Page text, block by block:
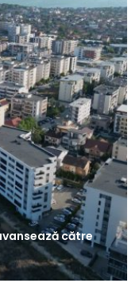
către